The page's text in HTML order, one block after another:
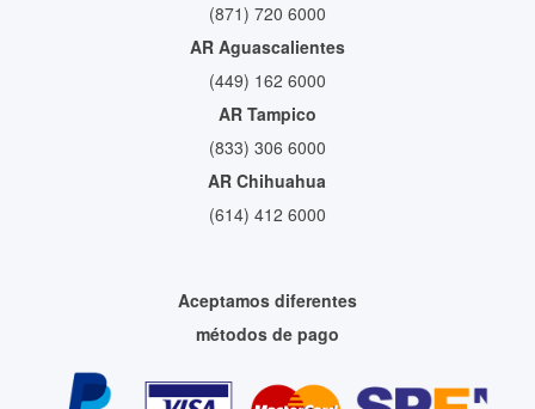
(871) 720 6000
AR Aguascalientes
(449) 162 6000
AR Tampico
(833) 306 6000
AR Chihuahua
(614) 412 6000
Aceptamos diferentes
métodos de pago